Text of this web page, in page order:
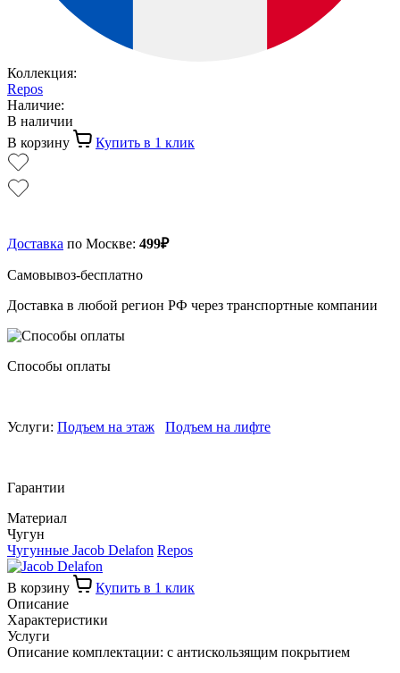
Коллекция:
Repos
Наличие:
В наличии
В корзину
Купить в 1 клик
Доставка по Москве: 499₽
Самовывоз-бесплатно
Доставка в любой регион РФ через транспортные компании
Способы оплаты
Услуги: Подъем на этаж Подъем на лифте
Гарантии
Материал
Чугун
Чугунные Jacob Delafon Repos
В корзину
Купить в 1 клик
Описание
Характеристики
Услуги
Описание комплектации: с антискользящим покрытием